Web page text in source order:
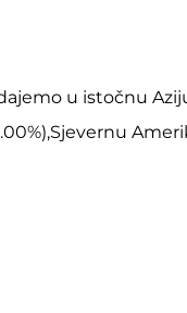
u istočnu